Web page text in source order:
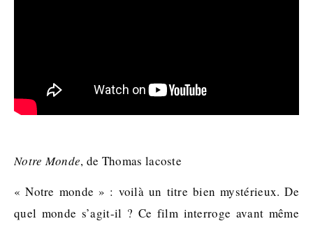
Notre Monde, de Thomas lacoste
« Notre monde » : voilà un titre bien mystérieux. De
quel monde s’agit-il ? Ce film interroge avant même